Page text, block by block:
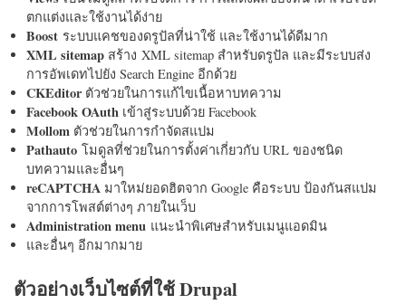
ตกแต่งและใช้งานได้ง่าย
Boost ระบบแคชของดรูปัลที่น่าใช้ และใช้งานได้ดีมาก
XML sitemap สร้าง XML sitemap สำหรับดรูปัล และมีระบบส่ง
การอัพเดทไปยัง Search Engine อีกด้วย
CKEditorตัวช่วยในการแก้ไขเนื้อหาบทความ
Facebook OAuth เข้าสู่ระบบด้วย Facebook
Mollom ตัวช่วยในการกำจัดสแปม
Pathauto โมดูลที่ช่วยในการตั้งค่าเกี่ยวกับ URL ของชนิด
บทความและอื่นๆ
reCAPTCHA มาใหม่ยอดฮิตจาก Google คือระบบ ป้องกันสแปม
จากการโพสต์ต่างๆ ภายในเว็บ
Administration menu แนะนำพิเศษสำหรับเมนูแอดมิน
และอื่นๆ อีกมากมาย
ตัวอย่างเว็บไซต์ที่ใช้ Drupal